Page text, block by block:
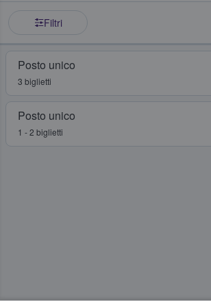
Filtri
Posto unico
3 biglietti
Posto unico
1 - 2 biglietti